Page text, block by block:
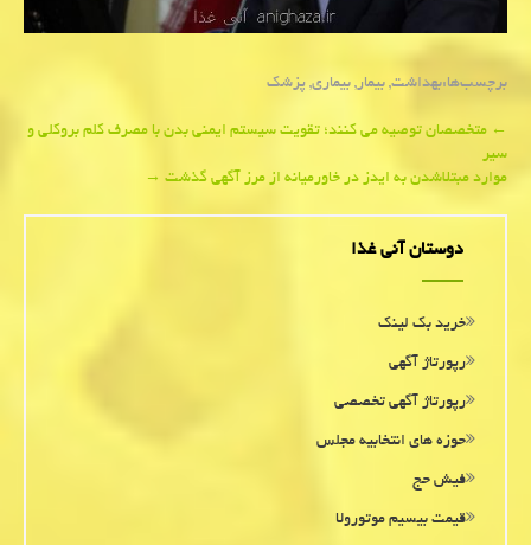
برچسب‌ها:بهداشت,بیمار,بیماری,پزشك
Post
navigation
←متخصصان توصیه می كنند؛ تقویت سیستم ایمنی بدن با مصرف كلم بروكلی و
سیر
موارد مبتلاشدن به ایدز در خاورمیانه از مرز آگهی گذشت→
دوستان آنی غذا
خرید بک لینک
رپورتاژ آگهی
رپورتاژ آگهی تخصصی
حوزه های انتخابیه مجلس
فیش حج
قیمت بیسیم موتورولا